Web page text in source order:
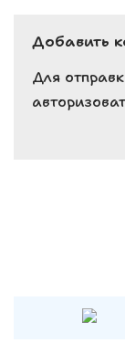
e
b
o
o
A
p
p
Добавить
Для